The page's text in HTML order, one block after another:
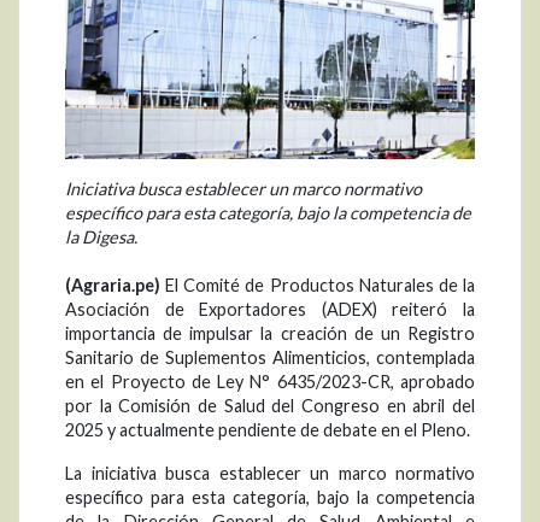
Iniciativa busca establecer un marco normativo
específico para esta categoría, bajo la competencia de
la Digesa.
(Agraria.pe) El Comité de Productos Naturales de la
Asociación de Exportadores (ADEX) reiteró la
importancia de impulsar la creación de un Registro
Sanitario de Suplementos Alimenticios, contemplada
en el Proyecto de Ley N° 6435/2023-CR, aprobado
por la Comisión de Salud del Congreso en abril del
2025 y actualmente pendiente de debate en el Pleno.
La iniciativa busca establecer un marco normativo
específico para esta categoría, bajo la competencia